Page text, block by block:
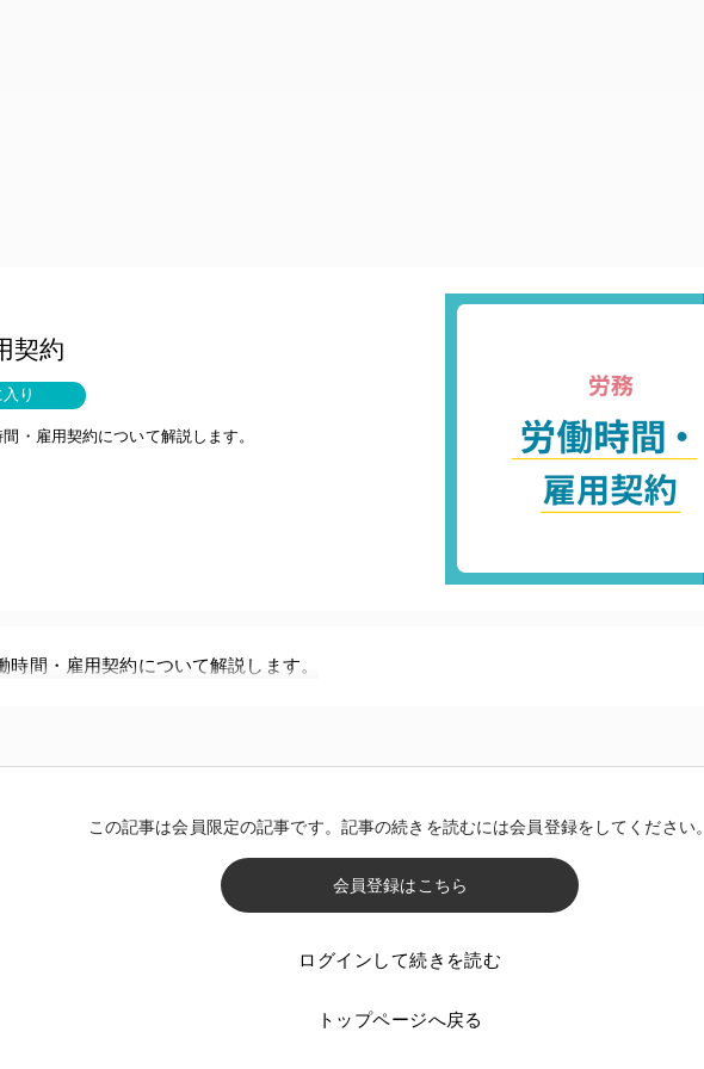
契約
り
・雇用契約について解説します。
時間・雇用契約について解説します。
この記事は会員限定の記事です。記事の続きを読むには会員登録をしてください。
会員登録はこちら
ログインして続きを読む
トップページへ戻る